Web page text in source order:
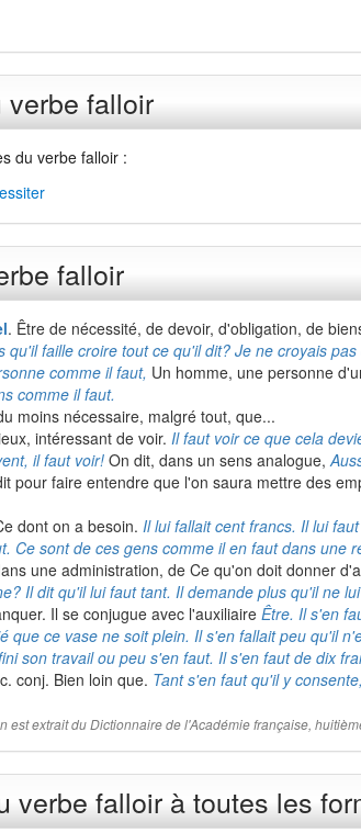
falloir
du verbe falloir :
falloir
. Être de nécessité, de devoir, d'obligation, de
qu'il faille croire tout ce qu'il dit? Je ne croyais
comme il faut, Un homme, une personne
comme il faut.
moins nécessaire, malgré tout, que...
intéressant de voir. Il faut voir ce que cela
il faut voir! On dit, dans un sens analogue,
pour faire entendre que l'on saura mettre des
dont on a besoin. Il lui fallait cent francs. Il lui
Ce sont de ces gens comme il en faut dans une
une administration, de Ce qu'on doit donner
Il dit qu'il lui faut tant. Il demande plus qu'il ne
Il se conjugue avec l'auxiliaire Être. Il s'en
que ce vase ne soit plein. Il s'en fallait peu qu'il
son travail ou peu s'en faut. Il s'en faut de dix
conj. Bien loin que. Tant s'en faut qu'il y
est extrait du Dictionnaire de l'Académie française,
verbe falloir à toutes les